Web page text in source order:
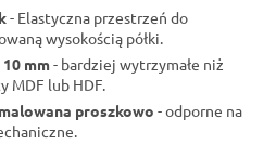
- Elastyczna przestrzeń do
wysokością półki.
mm- bardziej wytrzymałe niż
MDF lub HDF.
proszkowo - odporne na